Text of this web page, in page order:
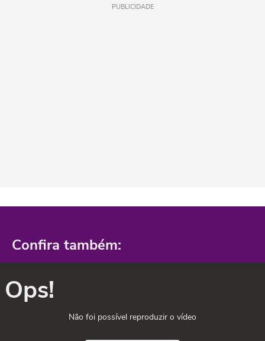
PUBLICIDADE
Confira também:
Ops!
Não foi possível reproduzir o vídeo